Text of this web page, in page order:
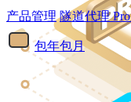
产品管理 隧道代理Pro
包年包月